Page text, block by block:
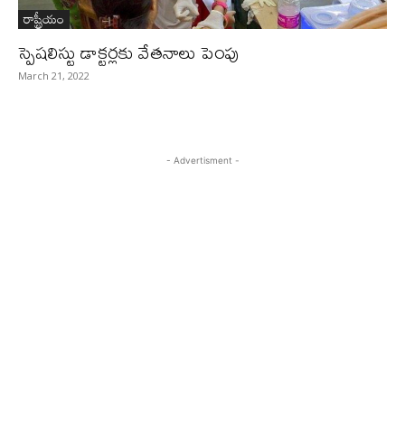
రాష్ట్రీయం
స్పెషలిస్టు డాక్టర్లకు వేతనాలు పెంపు
March 21, 2022
- Advertisment -